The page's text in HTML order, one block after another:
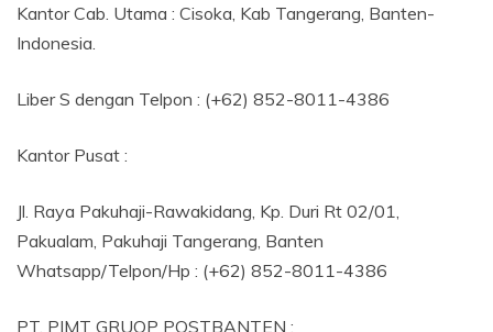
Kantor Cab. Utama : Cisoka, Kab Tangerang, Banten-
Indonesia.
Liber S dengan Telpon : (+62) 852-8011-4386
Kantor Pusat :
Jl. Raya Pakuhaji-Rawakidang, Kp. Duri Rt 02/01,
Pakualam, Pakuhaji Tangerang, Banten
Whatsapp/Telpon/Hp : (+62) 852-8011-4386
PT. PJMT GRUOP POSTBANTEN :